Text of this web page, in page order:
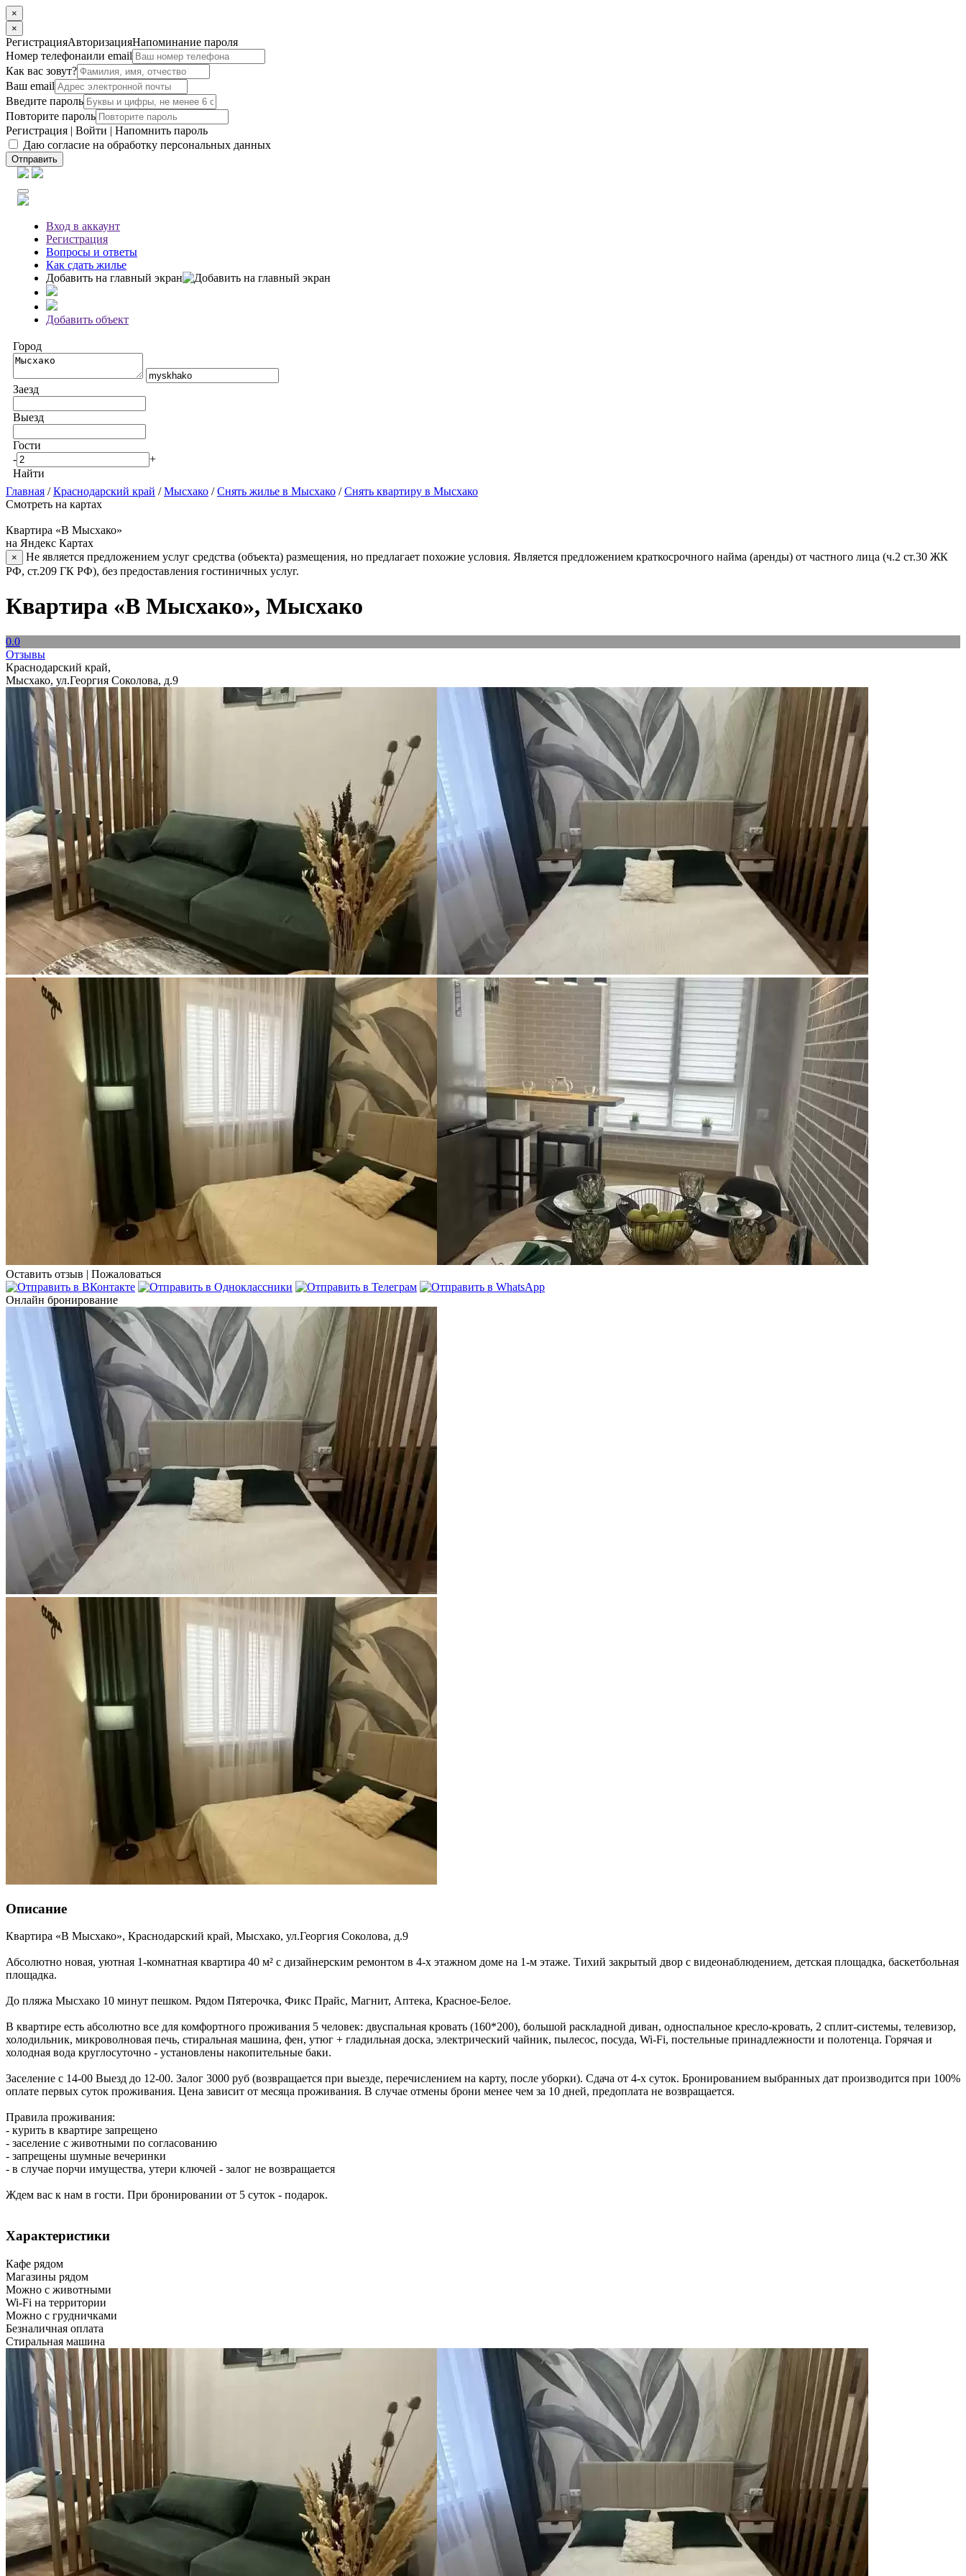
×
×
РегистрацияАвторизацияНапоминание пароля
Номер телефонаили email
Как вас зовут?
Ваш email
Введите пароль
Повторите пароль
Регистрация | Войти | Напомнить пароль
Даю согласие на обработку персональных данных
Отправить
Вход в аккаунт
Регистрация
Вопросы и ответы
Как сдать жилье
Добавить на главный экран
Добавить объект
Город
Заезд
Выезд
Гости
-
+
Найти
Главная /Краснодарский край /Мысхако /Снять жилье в Мысхако /Снять квартиру в Мысхако
Смотреть на картах
Квартира «В Мысхако»
на Яндекс Картах
×
Не является предложением услуг средства (объекта) размещения, но предлагает похожие условия. Является предложением краткосрочного найма (аренды) от частного лица (ч.2 ст.30 ЖК
РФ, ст.209 ГК РФ), без предоставления гостиничных услуг.
Квартира «В Мысхако», Мысхако
0.0
Отзывы
Краснодарский край,
Мысхако, ул.Георгия Соколова, д.9
Оставить отзыв | Пожаловаться
Онлайн бронирование
Описание
Квартира «В Мысхако», Краснодарский край, Мысхако, ул.Георгия Соколова, д.9
Абсолютно новая, уютная 1-комнатная квартира 40 м² с дизайнерским ремонтом в 4-х этажном доме на 1-м этаже. Тихий закрытый двор с видеонаблюдением, детская площадка, баскетбольная
площадка.
До пляжа Мысхако 10 минут пешком. Рядом Пятерочка, Фикс Прайс, Магнит, Аптека, Красное-Белое.
В квартире есть абсолютно все для комфортного проживания 5 человек: двуспальная кровать (160*200), большой раскладной диван, односпальное кресло-кровать, 2 сплит-системы, телевизор,
холодильник, микроволновая печь, стиральная машина, фен, утюг + гладильная доска, электрический чайник, пылесос, посуда, Wi-Fi, постельные принадлежности и полотенца. Горячая и
холодная вода круглосуточно - установлены накопительные баки.
Заселение с 14-00 Выезд до 12-00. Залог 3000 руб (возвращается при выезде, перечислением на карту, после уборки). Сдача от 4-х суток. Бронированием выбранных дат производится при 100%
оплате первых суток проживания. Цена зависит от месяца проживания. В случае отмены брони менее чем за 10 дней, предоплата не возвращается.
Правила проживания:
- курить в квартире запрещено
- заселение с животными по согласованию
- запрещены шумные вечеринки
- в случае порчи имущества, утери ключей - залог не возвращается
Ждем вас к нам в гости. При бронировании от 5 суток - подарок.
Характеристики
Кафе рядом
Магазины рядом
Можно с животными
Wi-Fi на территории
Можно с грудничками
Безналичная оплата
Стиральная машина